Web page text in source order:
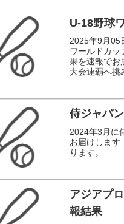
U-18野球
2025年9月05
ワールドカッ
果を速報で
大会連覇へ挑
侍ジャパ
2024年3月に
お届けしま
ります。
アジアプ
報結果